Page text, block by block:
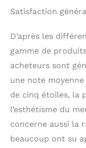
Satisfaction
D’après les
gamme de
acheteurs sont
une note
de cinq étoiles, la
l’esthétisme du
concerne aussi la
beaucoup ont su